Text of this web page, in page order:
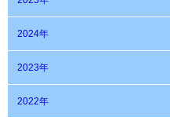
2024年
2023年
2022年